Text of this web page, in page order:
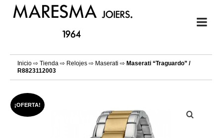
Inicio ⇨ Tienda ⇨ Relojes ⇨ Maserati ⇨ Maserati “Traguardo” /
R8823112003
¡OFERTA!